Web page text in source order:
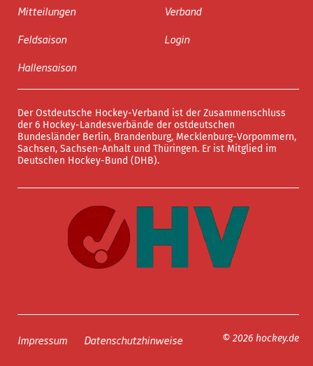
Mitteilungen
Feldsaison
Hallensaison
Verband
Login
Der Ostdeutsche Hockey-Verband ist der Zusammenschluss
der 6 Hockey-Landesverbände der ostdeutschen
Bundesländer Berlin, Brandenburg, Mecklenburg-Vorpommern,
Sachsen, Sachsen-Anhalt und Thüringen. Er ist Mitglied im
Deutschen Hockey-Bund (DHB).
Impressum Datenschutzhinweise © 2026 hockey.de